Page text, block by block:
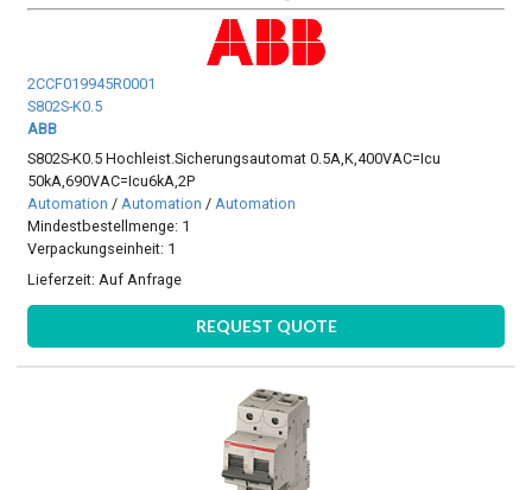
2CCF019945R0001
S802S-K0.5
ABB
S802S-K0.5 Hochleist.Sicherungsautomat 0.5A,K,400VAC=Icu
50kA,690VAC=Icu6kA,2P
Automation /Automation /Automation
Mindestbestellmenge: 1
Verpackungseinheit: 1
Lieferzeit: Auf Anfrage
REQUEST QUOTE